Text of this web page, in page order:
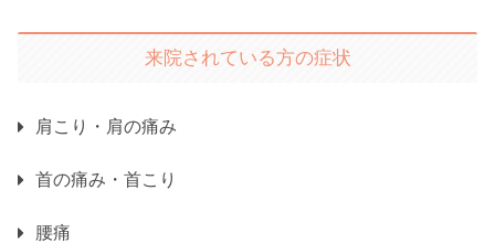
来院されている方の症状
肩こり・肩の痛み
首の痛み・首こり
腰痛